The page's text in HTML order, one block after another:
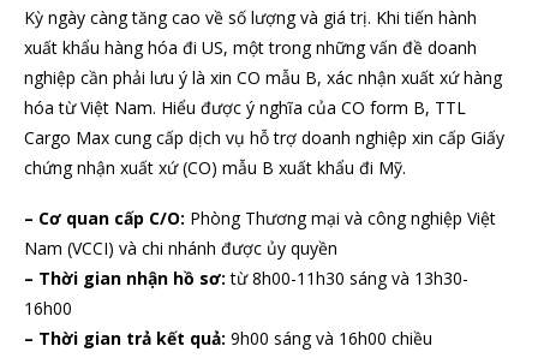
Kỳ ngày càng tăng cao về số lượng và giá trị. Khi tiến hành
xuất khẩu hàng hóa đi US, một trong những vấn đề doanh
nghiệp cần phải lưu ý là xin CO mẫu B, xác nhận xuất xứ hàng
hóa từ Việt Nam. Hiểu được ý nghĩa của CO form B, TTL
Cargo Max cung cấp dịch vụ hỗ trợ doanh nghiệp xin cấp Giấy
chứng nhận xuất xứ (CO) mẫu B xuất khẩu đi Mỹ.
– Cơ quan cấp C/O: Phòng Thương mại và công nghiệp Việt
Nam (VCCI) và chi nhánh được ủy quyền
– Thời gian nhận hồ sơ: từ 8h00-11h30 sáng và 13h30-
16h00
– Thời gian trả kết quả: 9h00 sáng và 16h00 chiều